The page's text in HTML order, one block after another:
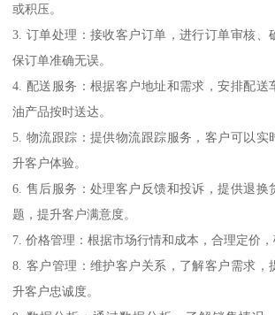
或积压。
3. 订单处理：接收客户订单，进行订单审核、
保订单准确无误。
4. 配送服务：根据客户地址和需求，安排配送
油产品按时送达。
5. 物流跟踪：提供物流跟踪服务，客户可以实
升客户体验。
6. 售后服务：处理客户反馈和投诉，提供退换
题，提升客户满意度。
7. 价格管理：根据市场行情和成本，合理定价，
8. 客户管理：维护客户关系，了解客户需求，
升客户忠诚度。